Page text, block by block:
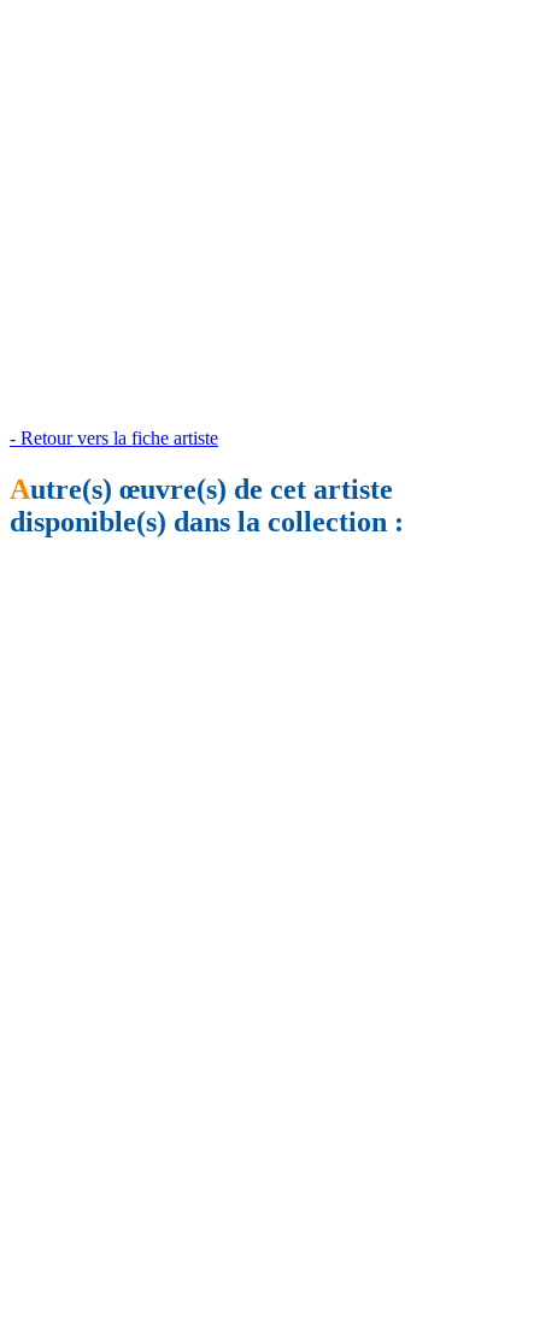
- Retour vers la fiche artiste
Autre(s) œuvre(s) de cet artiste
disponible(s) dans la collection :